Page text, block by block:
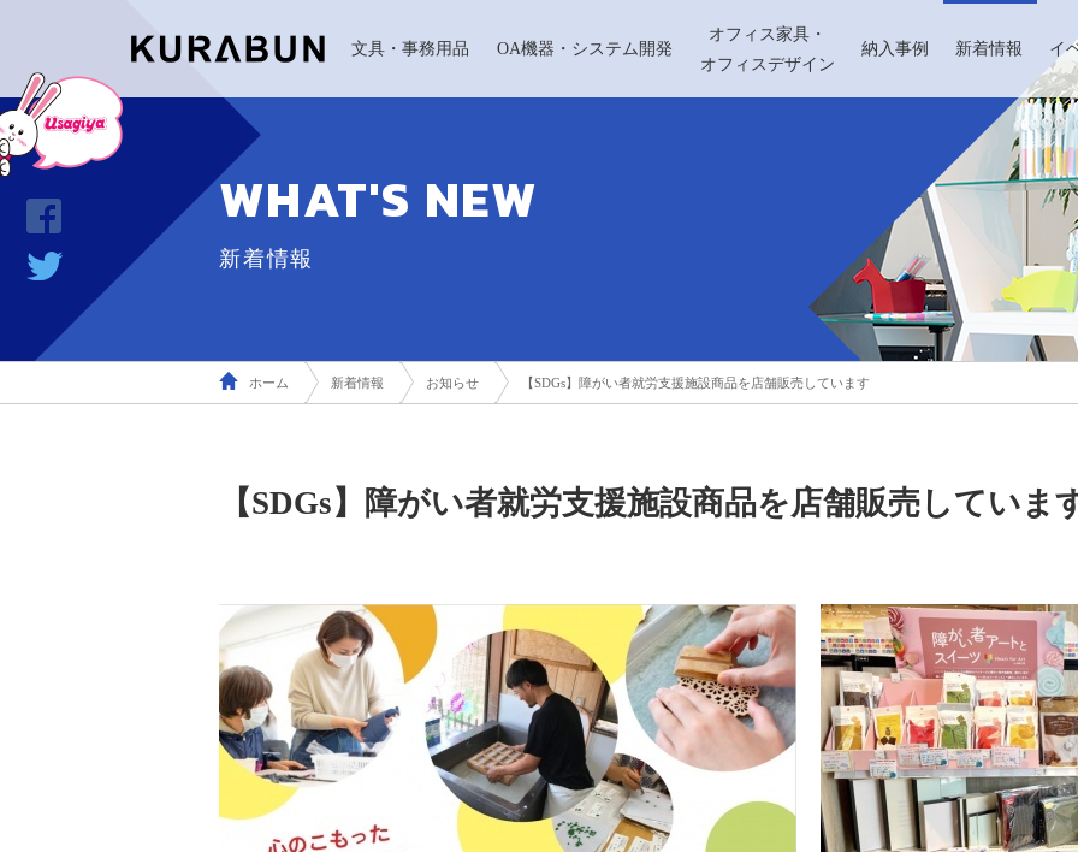
文具・事務用品 OA機器・システム開発
オフィス家具・
オフィスデザイン
納入事例 新着情報 イ
WHAT'S NEW
新着情報
ホーム 新着情報 お知らせ 【SDGs】障がい者就労支援施設商品を店舗販売しています
【SDGs】障がい者就労支援施設商品を店舗販売していま